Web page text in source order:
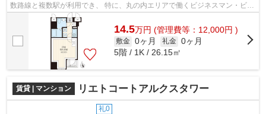
数路線と複数駅が利用でき、 特に、丸の内エリアで働くビジネスマン・ビジ
ネスウーマンから人気のエリア。 ...
14.5万円 (管理費等：12,000円 )
敷金 0ヶ月 礼金 0ヶ月
5階 / 1K / 26.15㎡
賃貸 | マンション リエトコートアルクスタワー
礼0